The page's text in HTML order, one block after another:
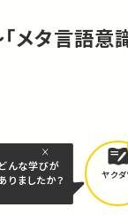
「メタ言語意
んな学びが
りましたか？
ヤクダ